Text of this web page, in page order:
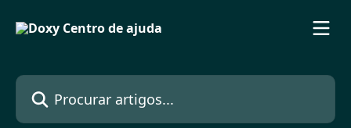
Procurar artigos...